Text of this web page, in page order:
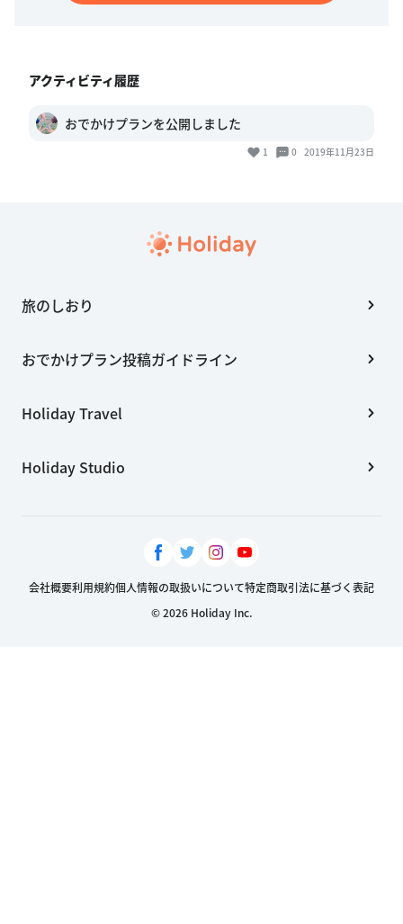
アクティビティ履歴
おでかけプランを公開しました
1 0 2019年11月23日
旅のしおり
おでかけプラン投稿ガイドライン
Holiday Travel
Holiday Studio
会社概要利用規約個人情報の取扱いについて特定商取引法に基づく表記
© 2026 Holiday Inc.